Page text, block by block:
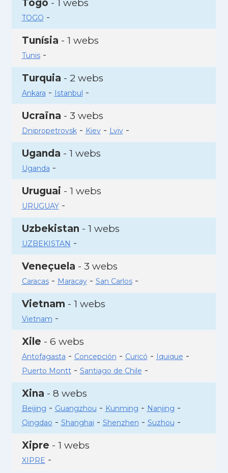
Togo - 1 webs
TOGO -
Tunísia - 1 webs
Tunis-
Turquia - 2 webs
Ankara - Istanbul -
Ucraïna - 3 webs
Dnipropetrovsk- Kiev- Lviv-
Uganda - 1 webs
Uganda -
Uruguai - 1 webs
URUGUAY-
Uzbekistan - 1 webs
UZBEKISTAN -
Veneçuela - 3 webs
Caracas- Maracay- San Carlos-
Vietnam - 1 webs
Vietnam -
Xile - 6 webs
Antofagasta - Concepción - Curicó - Iquique -
Puerto Montt- Santiago de Chile -
Xina - 8 webs
Beijing - Guangzhou - Kunming - Nanjing -
Qingdao - Shanghai - Shenzhen - Suzhou -
Xipre - 1 webs
XIPRE -